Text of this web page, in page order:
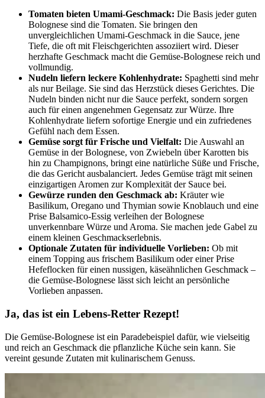
Tomaten bieten Umami-Geschmack: Die Basis jeder guten
Bolognese sind die Tomaten. Sie bringen den
unvergleichlichen Umami-Geschmack in die Sauce, jene
Tiefe, die oft mit Fleischgerichten assoziiert wird. Dieser
herzhafte Geschmack macht die Gemüse-Bolognese reich und
vollmundig.
Nudeln liefern leckere Kohlenhydrate: Spaghetti sind mehr
als nur Beilage. Sie sind das Herzstück dieses Gerichtes. Die
Nudeln binden nicht nur die Sauce perfekt, sondern sorgen
auch für einen angenehmen Gegensatz zur Würze. Ihre
Kohlenhydrate liefern sofortige Energie und ein zufriedenes
Gefühl nach dem Essen.
Gemüse sorgt für Frische und Vielfalt: Die Auswahl an
Gemüse in der Bolognese, von Zwiebeln über Karotten bis
hin zu Champignons, bringt eine natürliche Süße und Frische,
die das Gericht ausbalanciert. Jedes Gemüse trägt mit seinen
einzigartigen Aromen zur Komplexität der Sauce bei.
Gewürze runden den Geschmack ab: Kräuter wie
Basilikum, Oregano und Thymian sowie Knoblauch und eine
Prise Balsamico-Essig verleihen der Bolognese
unverkennbare Würze und Aroma. Sie machen jede Gabel zu
einem kleinen Geschmackserlebnis.
Optionale Zutaten für individuelle Vorlieben: Ob mit
einem Topping aus frischem Basilikum oder einer Prise
Hefeflocken für einen nussigen, käseähnlichen Geschmack –
die Gemüse-Bolognese lässt sich leicht an persönliche
Vorlieben anpassen.
Ja, das ist ein Lebens-Retter Rezept!
Die Gemüse-Bolognese ist ein Paradebeispiel dafür, wie vielseitig
und reich an Geschmack die pflanzliche Küche sein kann. Sie
vereint gesunde Zutaten mit kulinarischem Genuss.